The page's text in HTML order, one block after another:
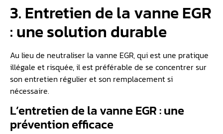
3. Entretien de la vanne EGR
: une solution durable
Au lieu de neutraliser la vanne EGR, qui est une pratique
illégale et risquée, il est préférable de se concentrer sur
son entretien régulier et son remplacement si
nécessaire.
L’entretien de la vanne EGR : une
prévention efficace